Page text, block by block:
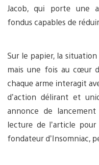
Jacob, qui porte une
fondus capables de
Sur le papier, la
mais une fois au cœur
chaque arme interagit
d’action délirant et
annonce de
lecture de l’article
fondateur d’Insomniac,